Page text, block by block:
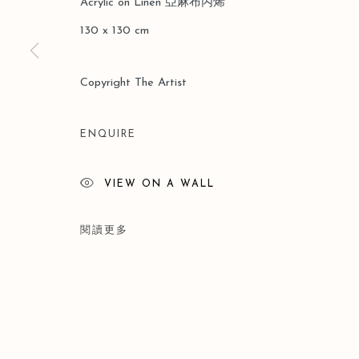
Acrylic on Linen 亞麻布丙烯
130 x 130 cm
Copyright The Artist
ENQUIRE
VIEW ON A WALL
閱讀更多